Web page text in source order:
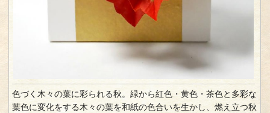
色づく木々の葉に彩られる秋。緑から紅色・黄色・茶色と多彩な
葉色に変化をする木々の葉を和紙の色合いを生かし、燃え立つ秋